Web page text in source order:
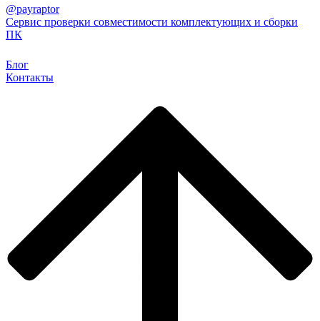
@payraptor
Сервис проверки совместимости комплектующих и сборки
ПК
Блог
Контакты